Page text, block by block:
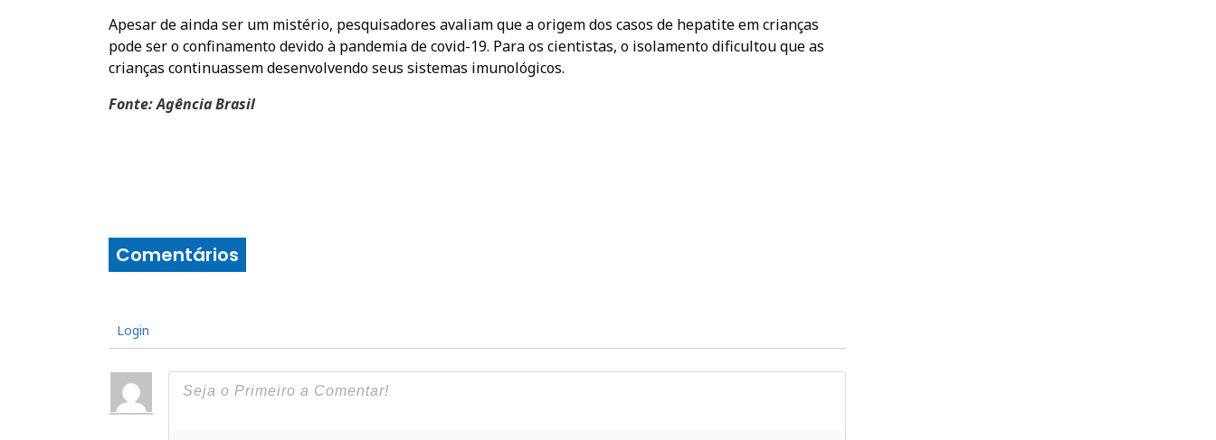
Apesar de ainda ser um mistério, pesquisadores avaliam que a origem dos casos de hepatite em crianças
pode ser o confinamento devido à pandemia de covid-19. Para os cientistas, o isolamento dificultou que as
crianças continuassem desenvolvendo seus sistemas imunológicos.
Fonte: Agência Brasil
Comentários
Login